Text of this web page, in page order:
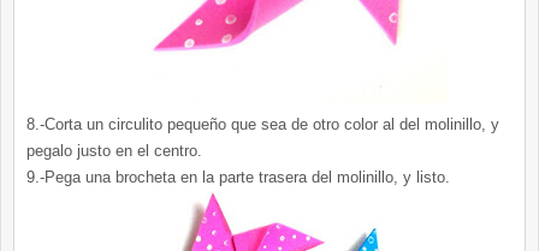
8.-Corta un circulito pequeño que sea de otro color al del molinillo, y
pegalo justo en el centro.
9.-Pega una brocheta en la parte trasera del molinillo, y listo.